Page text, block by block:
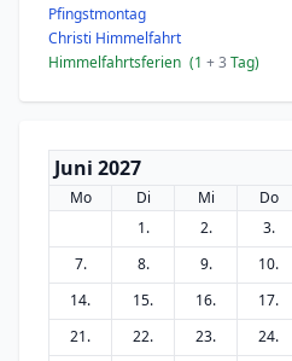
Pfingstmontag
Christi Himmelfahrt
Himmelfahrtsferien (1 + 3 Tag)
Juni 2027
Mo Di Mi Do
1.
2. 3.
7.
8. 9. 10.
14.
15. 16. 17.
21.
22. 23. 24.